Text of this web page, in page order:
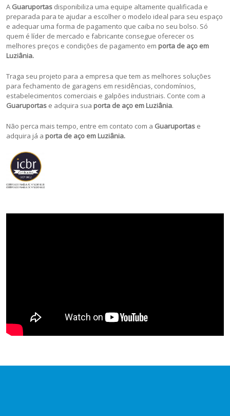
A Guaruportas disponibiliza uma equipe altamente qualificada e
preparada para te ajudar a escolher o modelo ideal para seu espaço
e adequar uma forma de pagamento que caiba no seu bolso. Só
quem é líder de mercado e fabricante consegue oferecer os
melhores preços e condições de pagamento em porta de aço em
Luziânia.
Traga seu projeto para a empresa que tem as melhores soluções
para fechamento de garagens em residências, condomínios,
estabelecimentos comerciais e galpões industriais. Conte com a
Guaruportas e adquira sua porta de aço em Luziânia.
Não perca mais tempo, entre em contato com a Guaruportas e
adquira já a porta de aço em Luziânia.